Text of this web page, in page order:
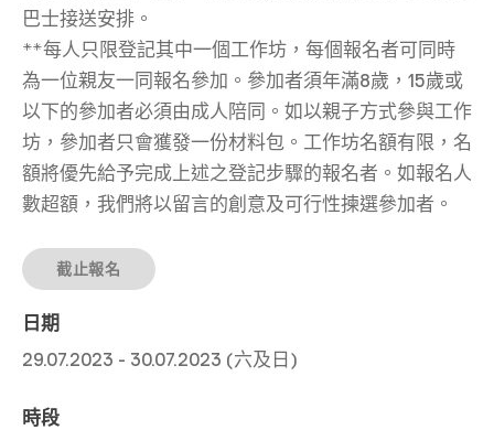
巴士接送安排。
**每人只限登記其中一個工作坊，每個報名者可同時
為一位親友一同報名參加。參加者須年滿8歲，15歲或
以下的參加者必須由成人陪同。如以親子方式參與工作
坊，參加者只會獲發一份材料包。工作坊名額有限，名
額將優先給予完成上述之登記步驟的報名者。如報名人
數超額，我們將以留言的創意及可行性揀選參加者。
截止報名
日期
29.07.2023 - 30.07.2023 (六及日)
時段